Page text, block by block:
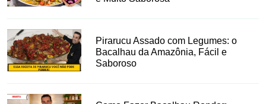
Pirarucu Assado com Legumes: o
Bacalhau da Amazônia, Fácil e
Saboroso